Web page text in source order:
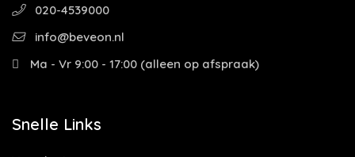
020-4539000
info@beveon.nl
Ma - Vr 9:00 - 17:00 (alleen op afspraak)
Snelle Links